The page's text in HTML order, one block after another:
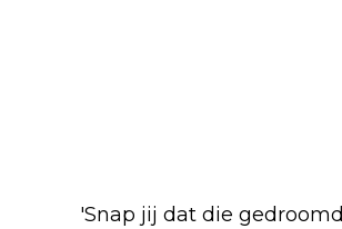
'Snap jij dat die